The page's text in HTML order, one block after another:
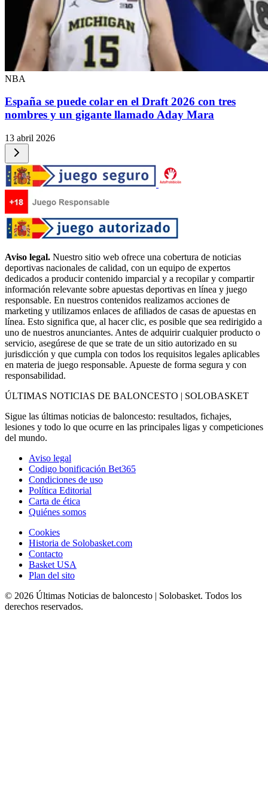
NBA
España se puede colar en el Draft 2026 con tres
nombres y un gigante llamado Aday Mara
13 abril 2026
Aviso legal. Nuestro sitio web ofrece una cobertura de noticias
deportivas nacionales de calidad, con un equipo de expertos
dedicados a producir contenido imparcial y a recopilar y compartir
información relevante sobre apuestas deportivas en línea y juego
responsable. En nuestros contenidos realizamos acciones de
marketing y utilizamos enlaces de afiliados de casas de apuestas en
línea. Esto significa que, al hacer clic, es posible que sea redirigido a
uno de nuestros anunciantes. Antes de adquirir cualquier producto o
servicio, asegúrese de que se trate de un sitio autorizado en su
jurisdicción y que cumpla con todos los requisitos legales aplicables
en materia de juego responsable. Apueste de forma segura y con
responsabilidad.
ÚLTIMAS NOTICIAS DE BALONCESTO | SOLOBASKET
Sigue las últimas noticias de baloncesto: resultados, fichajes,
lesiones y todo lo que ocurre en las principales ligas y competiciones
del mundo.
Aviso legal
Codigo bonificación Bet365
Condiciones de uso
Política Editorial
Carta de ética
Quiénes somos
Cookies
Historia de Solobasket.com
Contacto
Basket USA
Plan del sito
© 2026 Últimas Noticias de baloncesto | Solobasket. Todos los
derechos reservados.